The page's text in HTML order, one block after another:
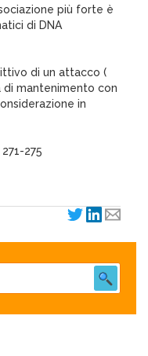
più forte è
di DNA
di un attacco (
di mantenimento con
in
275